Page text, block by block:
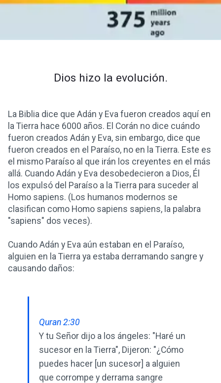
Dios hizo la evolución.
La Biblia dice que Adán y Eva fueron creados aquí en
la Tierra hace 6000 años. El Corán no dice cuándo
fueron creados Adán y Eva, sin embargo, dice que
fueron creados en el Paraíso, no en la Tierra. Este es
el mismo Paraíso al que irán los creyentes en el más
allá. Cuando Adán y Eva desobedecieron a Dios, Él
los expulsó del Paraíso a la Tierra para suceder al
Homo sapiens. (Los humanos modernos se
clasifican como Homo sapiens sapiens, la palabra
"sapiens" dos veces).
Cuando Adán y Eva aún estaban en el Paraíso,
alguien en la Tierra ya estaba derramando sangre y
causando daños:
Quran 2:30
Y tu Señor dijo a los ángeles: "Haré un
sucesor en la Tierra", Dijeron: "¿Cómo
puedes hacer [un sucesor] ​​a alguien
que corrompe y derrama sangre